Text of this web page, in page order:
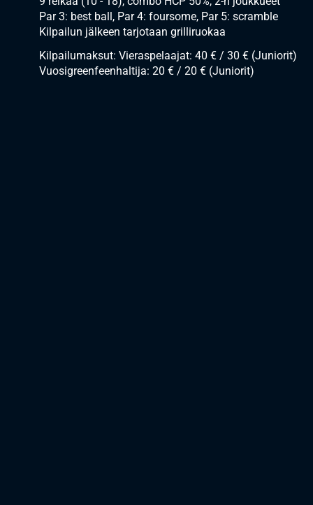
Par 3: best ball, Par 4: foursome, Par 5: scramble
Kilpailun jälkeen tarjotaan grilliruokaa
Kilpailumaksut: Vieraspelaajat: 40 € / 30 € (Juniorit)
Vuosigreenfeenhaltija: 20 € / 20 € (Juniorit)